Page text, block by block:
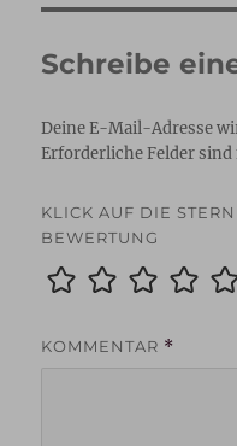
Schreibe
Deine E-Mail-Adresse
Erforderliche Felder
KLICK AUF DIE
BEWERTUNG
KOMMENTAR *